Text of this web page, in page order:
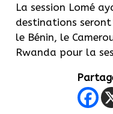
La session Lomé
destinations seront
le Bénin, le
Rwanda pour la